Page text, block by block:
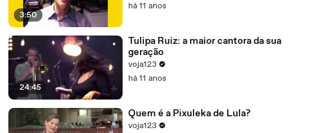
3:50
há 11 anos
24:45
Tulipa Ruiz: a maior cantora da sua
geração
voja123
há 11 anos
Quem é a Pixuleka de Lula?
voja123